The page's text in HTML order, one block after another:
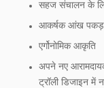
सहज संचालन के
आकर्षक आंख
एर्गोनोमिक आकृति
अपने नए
ट्रॉली डिजाइन में